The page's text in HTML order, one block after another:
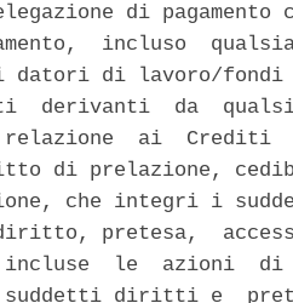
di pagamento
incluso
di lavoro/fondi
da
relazione  ai
di prelazione,
che integri i
pretesa,
incluse  le  azioni  di
suddetti diritti e